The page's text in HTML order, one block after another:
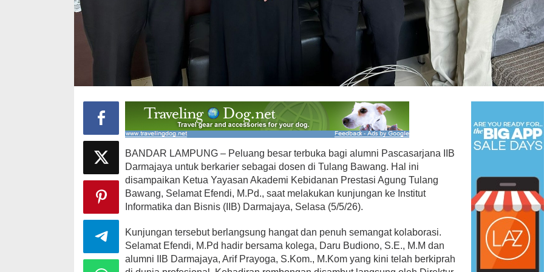
BANDAR LAMPUNG – Peluang besar terbuka bagi alumni Pascasarjana IIB
Darmajaya untuk berkarier sebagai dosen di Tulang Bawang. Hal ini
disampaikan Ketua Yayasan Akademi Kebidanan Prestasi Agung Tulang
Bawang, Selamat Efendi, M.Pd., saat melakukan kunjungan ke Institut
Informatika dan Bisnis (IIB) Darmajaya, Selasa (5/5/26).
Kunjungan tersebut berlangsung hangat dan penuh semangat kolaborasi.
Selamat Efendi, M.Pd hadir bersama kolega, Daru Budiono, S.E., M.M dan
alumni IIB Darmajaya, Arif Prayoga, S.Kom., M.Kom yang kini telah berkiprah
12 Kandidat Bersaing Dalam
Ajang Pemilihan Anggota BPD
Brekat
Di Daerah, Politik Mei 23, 2026
PAN Kota Bandar Lampung
Bergerak Cepat, Ringankan
Beban Keluarga Korban
Kebakara…
Di Bandar Lampung, Duka, Politik